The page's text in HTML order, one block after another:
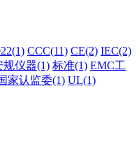
CCC(11) CE(2) IEC(2)
规仪器(1) 标准(1) EMC工
家认监委(1) UL(1)